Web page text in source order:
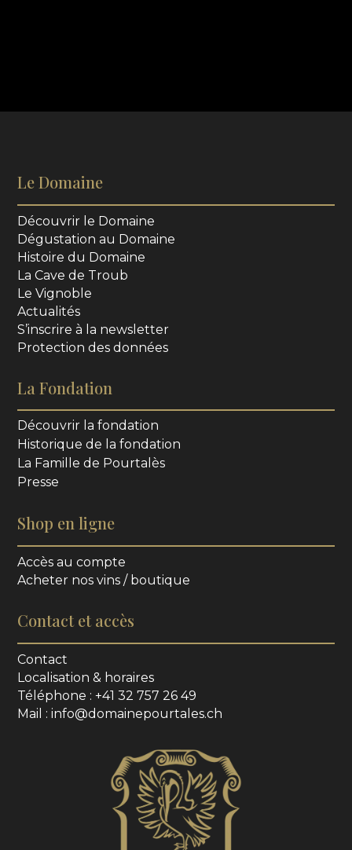
Le Domaine
Découvrir le Domaine
Dégustation au Domaine
Histoire du Domaine
La Cave de Troub
Le Vignoble
Actualités
S’inscrire à la newsletter
Protection des données
La Fondation
Découvrir la fondation
Historique de la fondation
La Famille de Pourtalès
Presse
Shop en ligne
Accès au compte
Acheter nos vins / boutique
Contact et accès
Contact
Localisation & horaires
Téléphone : +41 32 757 26 49
Mail : info@domainepourtales.ch